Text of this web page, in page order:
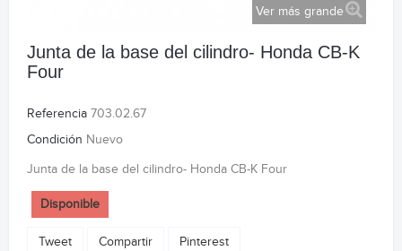
Ver más grande
Junta de la base del cilindro- Honda CB-K
Four
Referencia 703.02.67
Condición Nuevo
Junta de la base del cilindro- Honda CB-K Four
Disponible
Tweet Compartir Pinterest